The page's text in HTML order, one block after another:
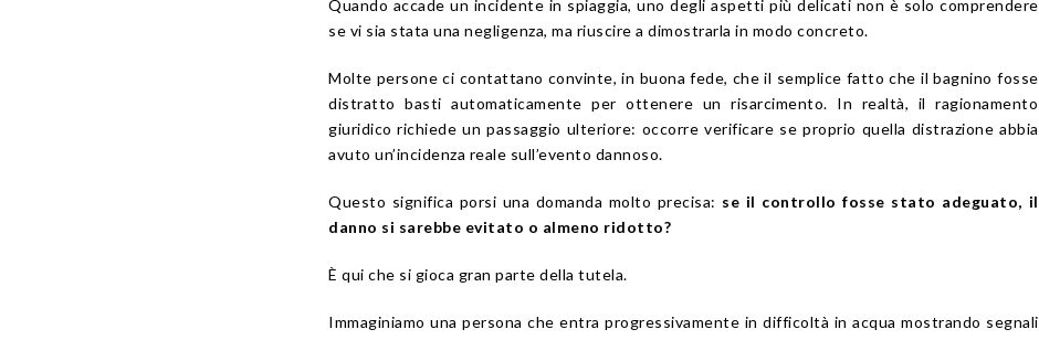
Quando accade un incidente in spiaggia, uno degli aspetti più delicati non è solo comprendere
se vi sia stata una negligenza, ma riuscire a dimostrarla in modo concreto.
Molte persone ci contattano convinte, in buona fede, che il semplice fatto che il bagnino fosse
distratto basti automaticamente per ottenere un risarcimento. In realtà, il ragionamento
giuridico richiede un passaggio ulteriore: occorre verificare se proprio quella distrazione abbia
avuto un’incidenza reale sull’evento dannoso.
Questo significa porsi una domanda molto precisa: se il controllo fosse stato adeguato, il
danno si sarebbe evitato o almeno ridotto?
È qui che si gioca gran parte della tutela.
Immaginiamo una persona che entra progressivamente in difficoltà in acqua mostrando segnali